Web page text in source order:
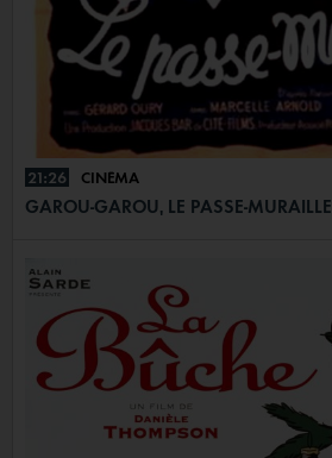
21:26 CINÉMA
GAROU-GAROU, LE PASSE-MURAILLE